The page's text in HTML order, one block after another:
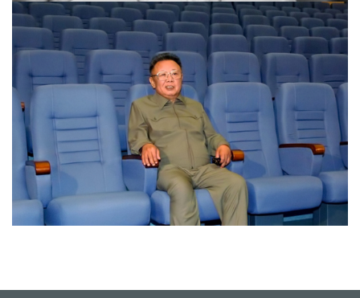
FOLGE 13 – FRÜHSTÜCK BEI J-DAWG
DER NORDKOREANISCHE FILM